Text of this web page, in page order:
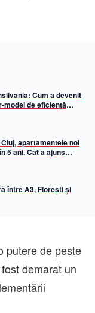
Cum a devenit
model de eficiență
apartamentele noi
5 ani. Cât a ajuns
între A3, Florești și
putere de peste
demarat un